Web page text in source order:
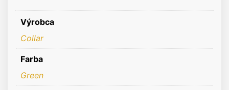
Výrobca
Collar
Farba
Green